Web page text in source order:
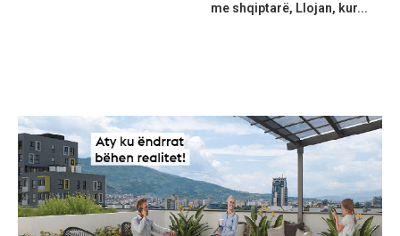
me shqiptarë, Llojan, kur...